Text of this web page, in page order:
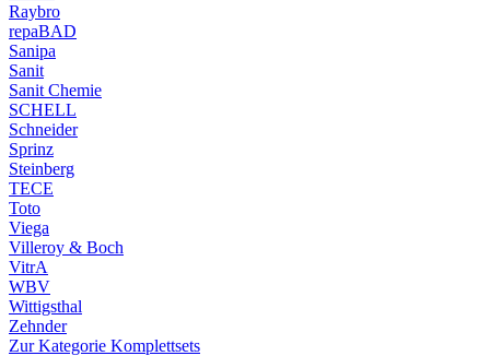
Raybro
repaBAD
Sanipa
Sanit
Sanit Chemie
SCHELL
Schneider
Sprinz
Steinberg
TECE
Toto
Viega
Villeroy & Boch
VitrA
WBV
Wittigsthal
Zehnder
Zur Kategorie Komplettsets